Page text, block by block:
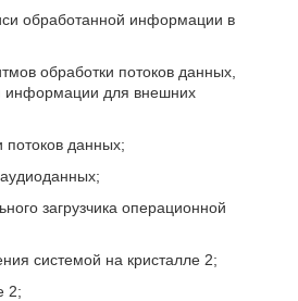
обработанной информации в
обработки потоков данных,
информации для внешних
потоков данных;
загрузчика операционной
системой на кристалле 2;
2;